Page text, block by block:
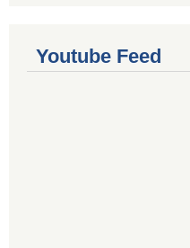
Youtube Feed